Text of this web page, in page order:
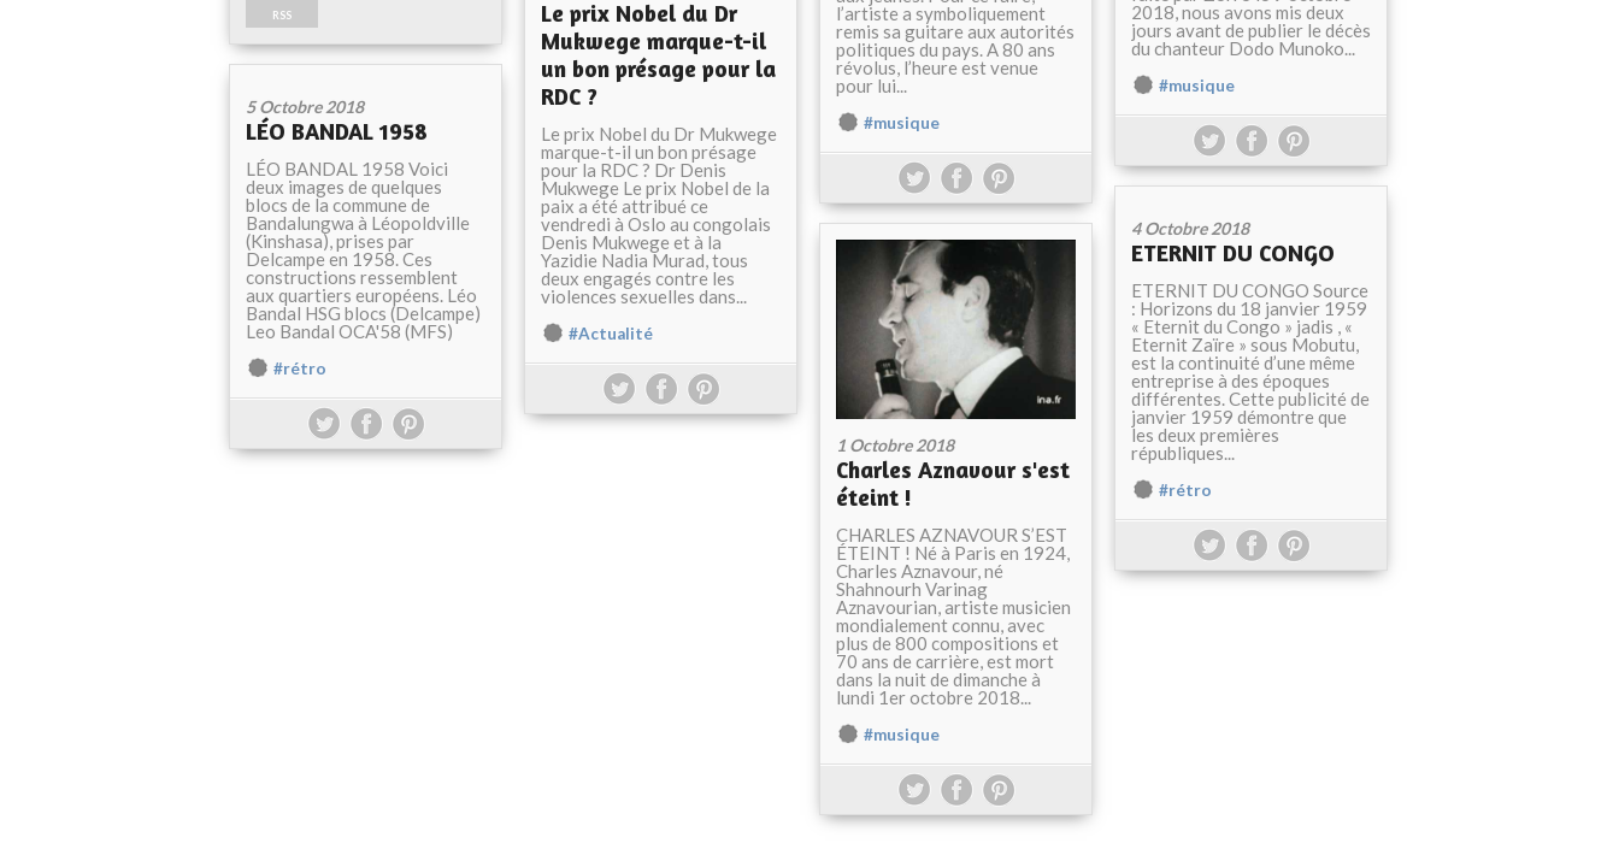
RSS
2018, nous avons mis deux
jours avant de publier le décès
du chanteur Dodo Munoko...
#musique
l’artiste a symboliquement
remis sa guitare aux autorités
politiques du pays. A 80 ans
révolus, l’heure est venue
pour lui...
#musique
Le prix Nobel du Dr
Mukwege marque-t-il
un bon présage pour la
RDC ?
Le prix Nobel du Dr Mukwege
marque-t-il un bon présage
pour la RDC ? Dr Denis
Mukwege Le prix Nobel de la
paix a été attribué ce
vendredi à Oslo au congolais
Denis Mukwege et à la
Yazidie Nadia Murad, tous
deux engagés contre les
violences sexuelles dans...
#Actualité
5 Octobre 2018
LÉO BANDAL 1958
LÉO BANDAL 1958 Voici
deux images de quelques
blocs de la commune de
Bandalungwa à Léopoldville
(Kinshasa), prises par
Delcampe en 1958. Ces
constructions ressemblent
aux quartiers européens. Léo
Bandal HSG blocs (Delcampe)
Leo Bandal OCA'58 (MFS)
#rétro
4 Octobre 2018
ETERNIT DU CONGO
ETERNIT DU CONGO Source
: Horizons du 18 janvier 1959
« Eternit du Congo » jadis , «
Eternit Zaïre » sous Mobutu,
est la continuité d’une même
entreprise à des époques
différentes. Cette publicité de
janvier 1959 démontre que
les deux premières
républiques...
#rétro
1 Octobre 2018
Charles Aznavour s'est
éteint !
CHARLES AZNAVOUR S’EST
ÉTEINT ! Né à Paris en 1924,
Charles Aznavour, né
Shahnourh Varinag
Aznavourian, artiste musicien
mondialement connu, avec
plus de 800 compositions et
70 ans de carrière, est mort
dans la nuit de dimanche à
lundi 1er octobre 2018...
#musique